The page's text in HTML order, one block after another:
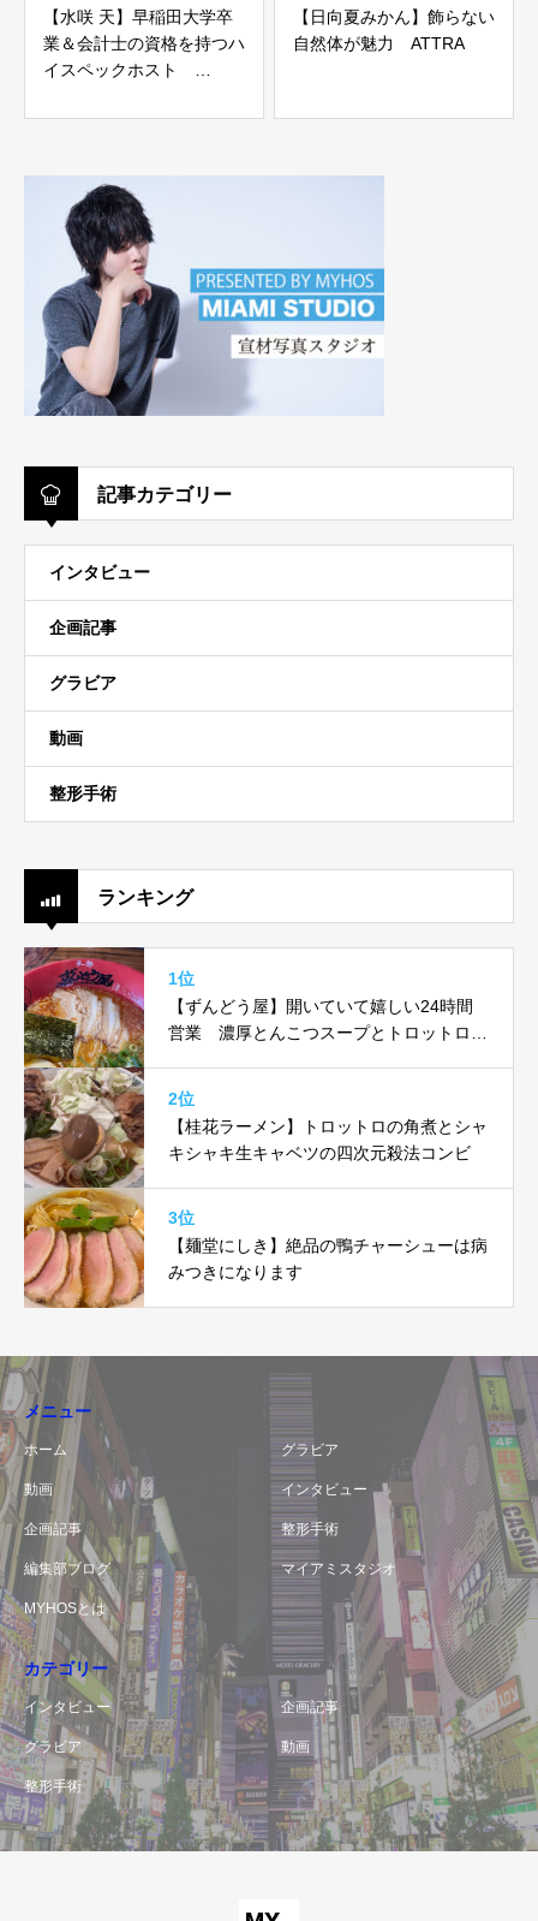
【水咲 天】早稲田大学卒
業＆会計士の資格を持つハ
イスペックホスト
【日向夏みかん】飾らない
自然体が魅力 ATTRA
記事カテゴリー
インタビュー
企画記事
グラビア
動画
整形手術
ランキング
1位
【ずんどう屋】開いていて嬉しい24時間
営業 濃厚とんこつスープとトロットロ味
2位
【桂花ラーメン】トロットロの角煮とシャ
キシャキ生キャベツの四次元殺法コンビ
3位
【麺堂にしき】絶品の鴨チャーシューは病
みつきになります
メニュー
ホーム グラビア
動画 インタビュー
企画記事 整形手術
編集部ブログ マイアミスタジオ
MYHOSとは
カテゴリー
インタビュー 企画記事
グラビア 動画
整形手術